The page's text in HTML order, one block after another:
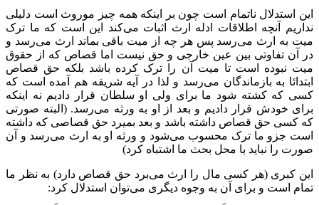
این استدلال ناتمام است چون بر اینکه همه چیز موروث است دلیلی
نداریم آنچه اطلاقات ادله ارث اثبات می‌کند این است که ما ترک
میت به ارث می‌رسد پس هر چه از میت باقی بماند ارث می‌رسد و
در آن تفاوتی بین عین خارجی و حق نیست اما قصاص که از حقوق
میت نبوده است تا میت آن را ترک کرده باشد بلکه حق قصاص
ابتدائا به بازماندگان می‌رسد و لذا در آیه شریفه هم آمده است که
کسی که کشته شود ما برای ولی او سلطان قرار دادیم نه اینکه
برای خودش قرار دادیم و بعد از او به ورثه می‌رسد. (البته صورتی
که کسی حق قصاص داشته باشد و بعد بمیرد حق قصاصی که داشته
است جزو ما ترک محسوب می‌شود و ورثه او به ارث می‌رسد و آن
صورت را نباید با محل بحث ما اشتباه کرد)
این کبری (هر کسی مال را ارث می‌برد حق قصاص دارد) به نظر ما
تمام است و برای آن به وجوه دیگری می‌توان استدلال کرد: